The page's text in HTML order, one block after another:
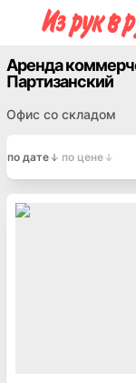
Аренда
Партизанский
Офис со складом
по дате по цене